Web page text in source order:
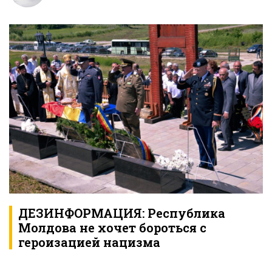
ДЕЗИНФОРМАЦИЯ: Республика
Молдова не хочет бороться с
героизацией нацизма